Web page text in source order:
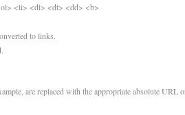
<li> <dl> <dt> <dd> <b>
to links.
are replaced with the appropriate absolute URL